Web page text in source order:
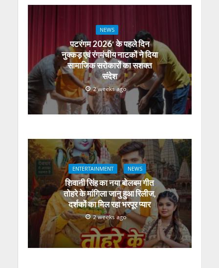
NEWS
पटरंगम 2026′ के पहले दिन
नुक्कड़ एवं रंगमंचीय नाटकों ने दिया
सामाजिक सरोकारों का सशक्त
संदेश
2 weeks ago
ENTERTAINMENT NEWS
शिवानी सिंह का नया बोलबम गीत
तोहरे के मांगिला जानु हुआ रिलीज,
दर्शकों का मिल रहा भरपूर प्यार
2 weeks ago